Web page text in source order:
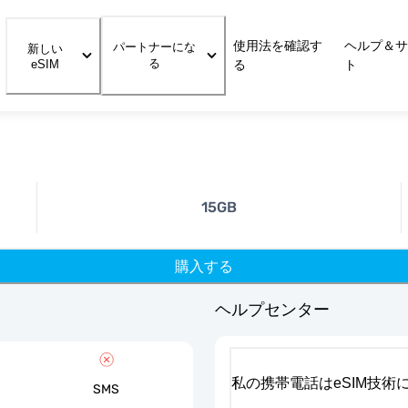
新しい
eSIM
パートナーにな
る
使用法を確認す
る
ヘルプ＆
ト
15GB
購入する
SMS
ヘルプセンター
私の携帯電話はeSIM技術